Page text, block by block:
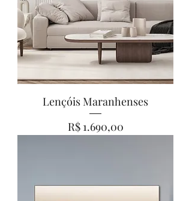
Lençóis Maranhenses
Preço
R$ 1.690,00